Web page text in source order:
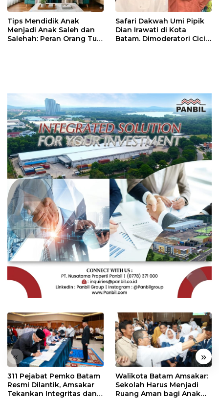
Tips Mendidik Anak
Menjadi Anak Saleh dan
Salehah: Peran Orang Tua
Safari Dakwah Umi Pipik
Dian Irawati di Kota
Batam. Dimoderatori Cici
« »
311 Pejabat Pemko Batam
Resmi Dilantik, Amsakar
Tekankan Integritas dan
Walikota Batam Amsakar:
Sekolah Harus Menjadi
Ruang Aman bagi Anak